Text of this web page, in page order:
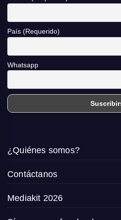
País (Requerido)
Whatsapp
¿Quiénes somos?
Contáctanos
Mediakit 2026